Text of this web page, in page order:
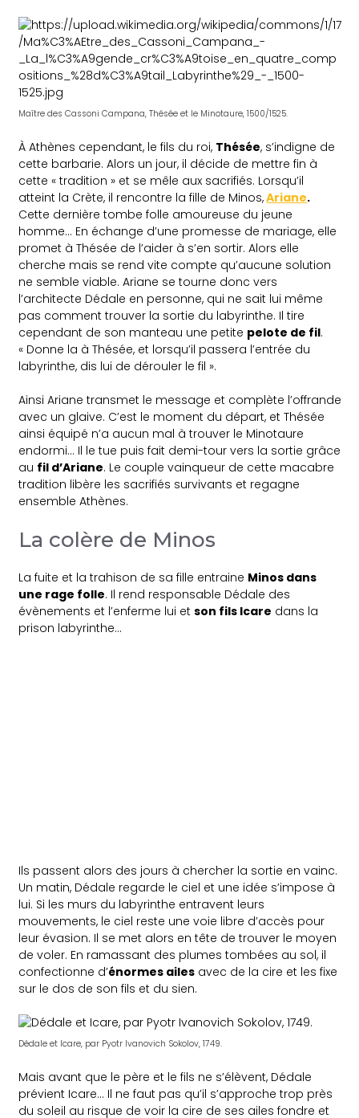
Maître des Cassoni Campana, Thésée et le Minotaure, 1500/1525.
À Athènes cependant, le fils du roi, Thésée, s’indigne de
cette barbarie. Alors un jour, il décide de mettre fin à
cette « tradition » et se mêle aux sacrifiés. Lorsqu’il
atteint la Crète, il rencontre la fille de Minos,Ariane.
Cette dernière tombe folle amoureuse du jeune
homme… En échange d’une promesse de mariage, elle
promet à Thésée de l’aider à s’en sortir. Alors elle
cherche mais se rend vite compte qu’aucune solution
ne semble viable. Ariane se tourne donc vers
l’architecte Dédale en personne, qui ne sait lui même
pas comment trouver la sortie du labyrinthe. Il tire
cependant de son manteau une petite pelote de fil.
« Donne la à Thésée, et lorsqu’il passera l’entrée du
labyrinthe, dis lui de dérouler le fil ».
Ainsi Ariane transmet le message et complète l’offrande
avec un glaive. C’est le moment du départ, et Thésée
ainsi équipé n’a aucun mal à trouver le Minotaure
endormi… Il le tue puis fait demi-tour vers la sortie grâce
au fil d’Ariane. Le couple vainqueur de cette macabre
tradition libère les sacrifiés survivants et regagne
ensemble Athènes.
La colère de Minos
La fuite et la trahison de sa fille entraine Minos dans
une rage folle. Il rend responsable Dédale des
évènements et l’enferme lui etson fils Icare dans la
prison labyrinthe…
Ils passent alors des jours à chercher la sortie en vainc.
Un matin, Dédale regarde le ciel et une idée s’impose à
lui. Si les murs du labyrinthe entravent leurs
mouvements, le ciel reste une voie libre d’accès pour
leur évasion. Il se met alors en tête de trouver le moyen
de voler. En ramassant des plumes tombées au sol, il
confectionne d’énormes ailes avec de la cire et les fixe
sur le dos de son fils et du sien.
Dédale et Icare, par Pyotr Ivanovich Sokolov, 1749.
Mais avant que le père et le fils ne s’élèvent, Dédale
prévient Icare… Il ne faut pas qu’il s’approche trop près
du soleil au risque de voir la cire de ses ailes fondre et